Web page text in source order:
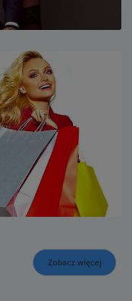
Zobacz więcej